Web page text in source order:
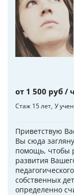
от 1 500 руб /
Стаж 15 лет У
Приветствую
Вы сюда
помощь, чтобы
развития
собственных
определенно